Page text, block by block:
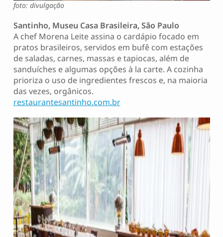
foto: divulgação
Santinho, Museu Casa Brasileira, São Paulo
A chef Morena Leite assina o cardápio focado em
pratos brasileiros, servidos em bufê com estações
de saladas, carnes, massas e tapiocas, além de
sanduíches e algumas opções à la carte. A cozinha
prioriza o uso de ingredientes frescos e, na maioria
das vezes, orgânicos.
restaurantesantinho.com.br